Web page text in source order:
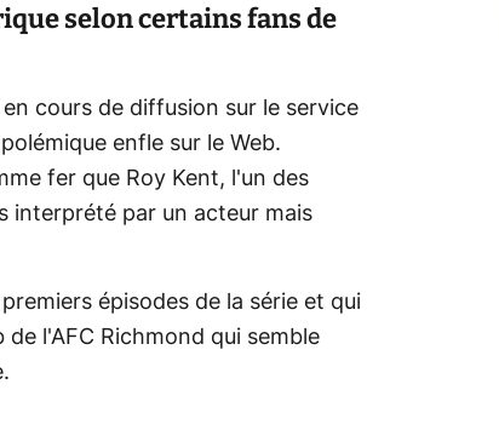
selon certains fans de
cours de diffusion sur le service
enfle sur le Web.
fer que Roy Kent, l'un des
interprété par un acteur mais
épisodes de la série et qui
l'AFC Richmond qui semble